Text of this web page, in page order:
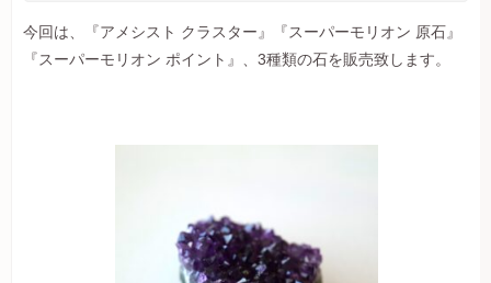
今回は、『アメシスト クラスター』『スーパーモリオン 原石』
『スーパーモリオン ポイント』、3種類の石を販売致します。